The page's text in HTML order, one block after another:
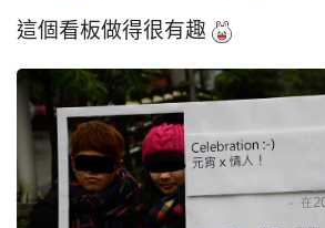
這個看板做得很有趣